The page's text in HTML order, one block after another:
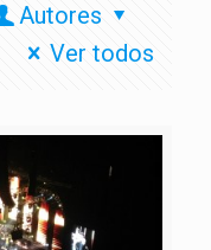
Autores
Ver todos